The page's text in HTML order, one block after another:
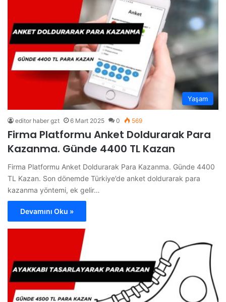
Yaşam
editor haber gzt 6 Mart 2025 0 569
Firma Platformu Anket Doldurarak Para
Kazanma. Günde 4400 TL Kazan
Firma Platformu Anket Doldurarak Para Kazanma. Günde 4400
TL Kazan. Son dönemde Türkiye’de anket doldurarak para
kazanma yöntemi, ek gelir…
Devamını Oku »